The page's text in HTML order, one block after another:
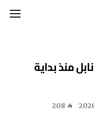
منذ بداية
208